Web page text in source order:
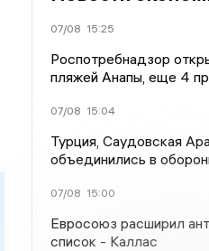
07/08 15:25
Роспотребнадзор
пляжей Анапы, еще 4
07/08 15:04
Турция, Саудовская
объединились в
07/08 15:00
Евросоюз расширил
список - Каллас